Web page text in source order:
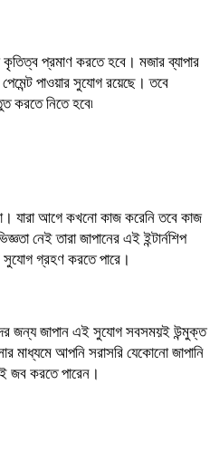
প্রমাণ করতে হবে। মজার ব্যাপার
পাওয়ার সুযোগ রয়েছে। তবে
করতে নিতে হবে৷
যারা আগে কখনো কাজ করেনি তবে কাজ
নেই তারা জাপানের এই ইন্টার্নশিপ
সুযোগ গ্রহণ করতে পারে।
জন্য জাপান এই সুযোগ সবসময়ই উন্মুক্ত
মাধ্যমে আপনি সরাসরি যেকোনো জাপানি
জব করতে পারেন।